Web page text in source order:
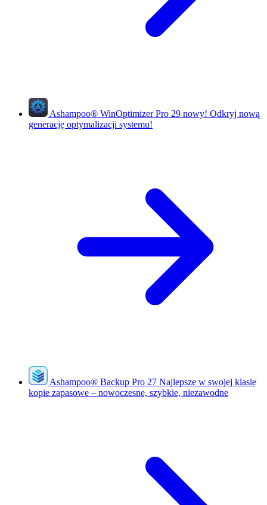
Ashampoo® WinOptimizer Pro 29 nowy! Odkryj nową
generację optymalizacji systemu!
Ashampoo® Backup Pro 27 Najlepsze w swojej klasie
kopie zapasowe – nowoczesne, szybkie, niezawodne